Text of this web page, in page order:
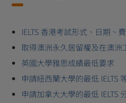
IELTS 香港考試形式、日期、
取得澳洲永久居留權及在澳洲
英國大學雅思成績最低要求
申請紐西蘭大學的最低 IELTS
申請加拿大大學的最低 IELTS